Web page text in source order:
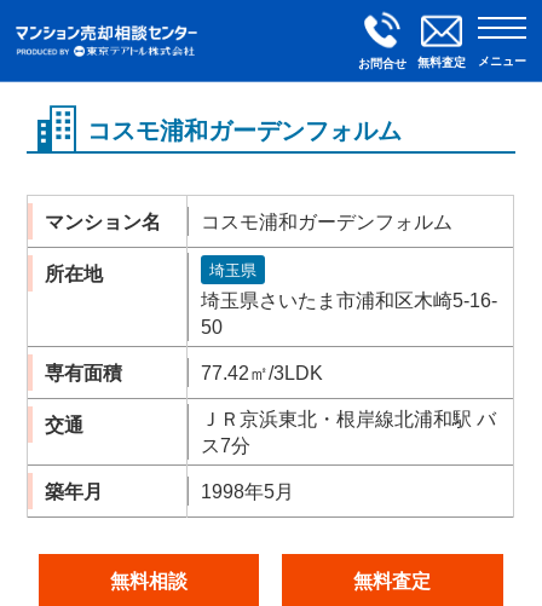
お問合せ 無料査定 メニュー
コスモ浦和ガーデンフォルム
マンション名 コスモ浦和ガーデンフォルム
所在地 埼玉県
埼玉県さいたま市浦和区木崎5-16-
50
専有面積 77.42㎡/3LDK
交通
ＪＲ京浜東北・根岸線北浦和駅 バ
ス7分
築年月 1998年5月
無料相談 無料査定